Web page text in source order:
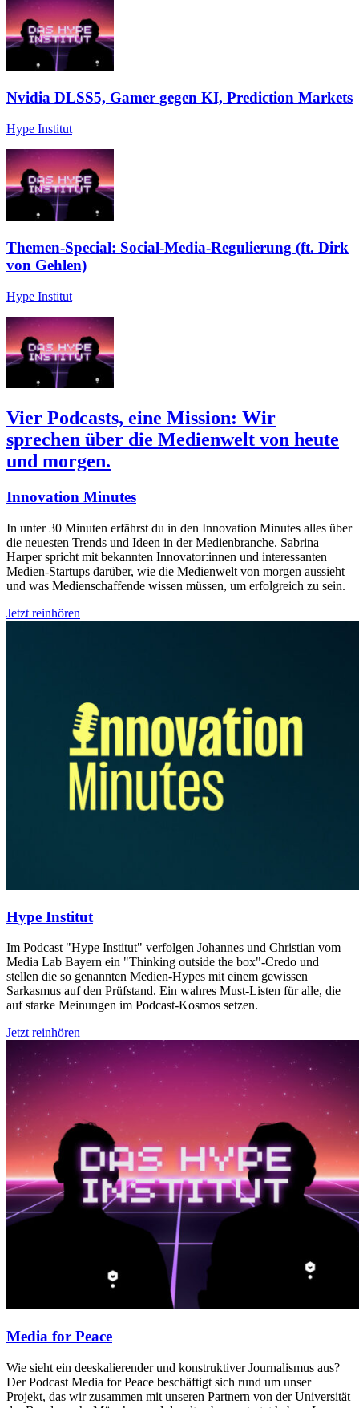
Nvidia DLSS5, Gamer gegen KI, Prediction Markets
Hype Institut
Themen-Special: Social-Media-Regulierung (ft. Dirk
von Gehlen)
Hype Institut
Vier Podcasts, eine Mission: Wir
sprechen über die Medienwelt von heute
und morgen.
Innovation Minutes
In unter 30 Minuten erfährst du in den Innovation Minutes alles über
die neuesten Trends und Ideen in der Medienbranche. Sabrina
Harper spricht mit bekannten Innovator:innen und interessanten
Medien-Startups darüber, wie die Medienwelt von morgen aussieht
und was Medienschaffende wissen müssen, um erfolgreich zu sein.
Jetzt reinhören
Hype Institut
Im Podcast "Hype Institut" verfolgen Johannes und Christian vom
Media Lab Bayern ein "Thinking outside the box"-Credo und
stellen die so genannten Medien-Hypes mit einem gewissen
Sarkasmus auf den Prüfstand. Ein wahres Must-Listen für alle, die
auf starke Meinungen im Podcast-Kosmos setzen.
Jetzt reinhören
Media for Peace
Wie sieht ein deeskalierender und konstruktiver Journalismus aus?
Der Podcast Media for Peace beschäftigt sich rund um unser
Projekt, das wir zusammen mit unseren Partnern von der Universität